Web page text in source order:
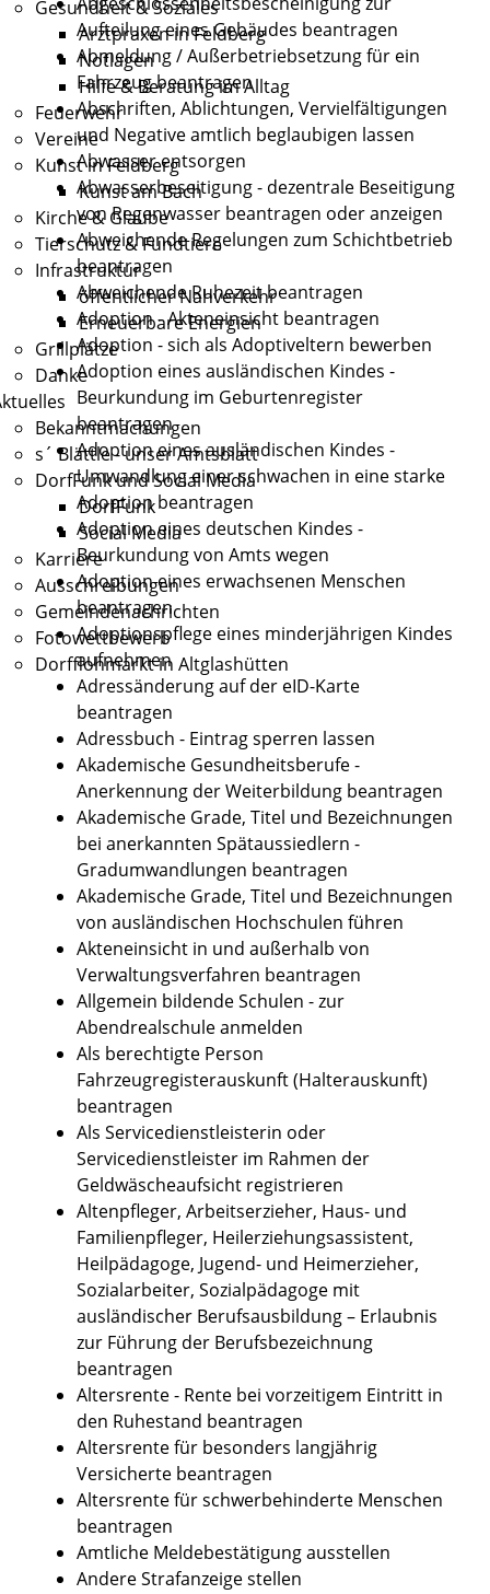
Gesundheit & Soziales
Arztpraxen in Feldberg
Notlagen
Hilfe & Beratung im Alltag
Feuerwehr
Vereine
Kunst in Feldberg
Kunst am Bach
Kirche & Glaube
Tierschutz & Fundtiere
Infrastruktur
öffentlicher Nahverkehr
Erneuerbare Energien
Grillplätze
Danke
Bekanntmachungen
s´ Blättle - unser Amtsblatt
DorfFunk und Social Media
DorfFunk
Social Media
Karriere
Ausschreibungen
Gemeindenachrichten
Fotowettbewerb
Dorfflohmarkt in Altglashütten
Aufteilung eines Gebäudes beantragen
Abmeldung / Außerbetriebsetzung für ein
Fahrzeug beantragen
Abschriften, Ablichtungen, Vervielfältigungen
und Negative amtlich beglaubigen lassen
Abwasser entsorgen
Abwasserbeseitigung - dezentrale Beseitigung
von Regenwasser beantragen oder anzeigen
Abweichende Regelungen zum Schichtbetrieb
beantragen
Abweichende Ruhezeit beantragen
Adoption - Akteneinsicht beantragen
Adoption - sich als Adoptiveltern bewerben
Adoption eines ausländischen Kindes -
Beurkundung im Geburtenregister
beantragen
Adoption eines ausländischen Kindes -
Umwandlung einer schwachen in eine starke
Adoption beantragen
Adoption eines deutschen Kindes -
Beurkundung von Amts wegen
Adoption eines erwachsenen Menschen
beantragen
Adoptionspflege eines minderjährigen Kindes
aufnehmen
Adressänderung auf der eID-Karte
beantragen
Adressbuch - Eintrag sperren lassen
Akademische Gesundheitsberufe -
Anerkennung der Weiterbildung beantragen
Akademische Grade, Titel und Bezeichnungen
bei anerkannten Spätaussiedlern -
Gradumwandlungen beantragen
Akademische Grade, Titel und Bezeichnungen
von ausländischen Hochschulen führen
Akteneinsicht in und außerhalb von
Verwaltungsverfahren beantragen
Allgemein bildende Schulen - zur
Abendrealschule anmelden
Als berechtigte Person
Fahrzeugregisterauskunft (Halterauskunft)
beantragen
Als Servicedienstleisterin oder
Servicedienstleister im Rahmen der
Geldwäscheaufsicht registrieren
Altenpfleger, Arbeitserzieher, Haus- und
Familienpfleger, Heilerziehungsassistent,
Heilpädagoge, Jugend- und Heimerzieher,
Sozialarbeiter, Sozialpädagoge mit
ausländischer Berufsausbildung – Erlaubnis
zur Führung der Berufsbezeichnung
beantragen
Altersrente - Rente bei vorzeitigem Eintritt in
den Ruhestand beantragen
Altersrente für besonders langjährig
Versicherte beantragen
Altersrente für schwerbehinderte Menschen
beantragen
Amtliche Meldebestätigung ausstellen
Andere Strafanzeige stellen